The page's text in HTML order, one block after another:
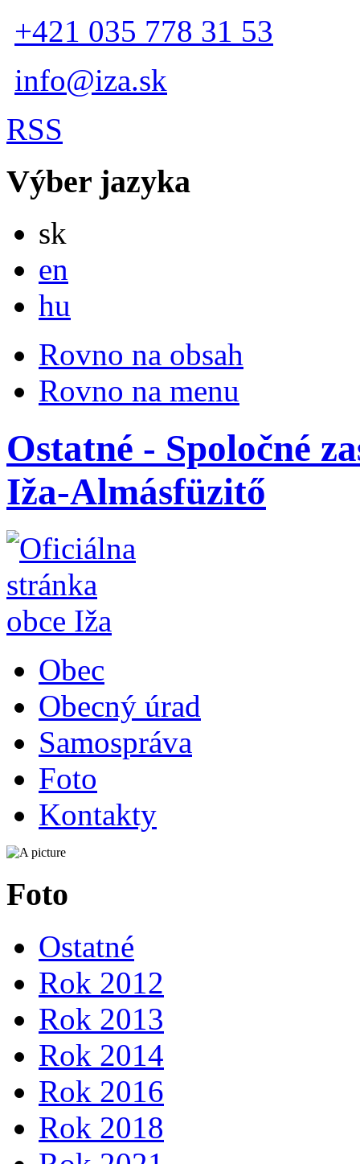
+421 035 778 31 53
info@iza.sk
RSS
Výber jazyka
sk
en
hu
Rovno na obsah
Rovno na menu
Ostatné - Spoločné
Iža-Almásfüzitő
Obec
Obecný úrad
Samospráva
Foto
Kontakty
Foto
Ostatné
Rok 2012
Rok 2013
Rok 2014
Rok 2016
Rok 2018